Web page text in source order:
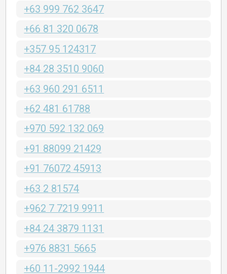
+63 999 762 3647
+66 81 320 0678
+357 95 124317
+84 28 3510 9060
+63 960 291 6511
+62 481 61788
+970 592 132 069
+91 88099 21429
+91 76072 45913
+63 2 81574
+962 7 7219 9911
+84 24 3879 1131
+976 8831 5665
+60 11-2992 1944